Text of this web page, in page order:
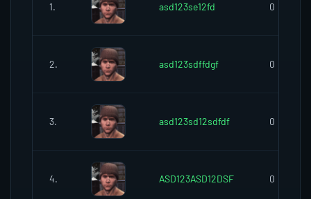
1. asd123se12fd 0
2. asd123sdffdgf 0
3. asd123sd12sdfdf 0
4. ASD123ASD12DSF 0